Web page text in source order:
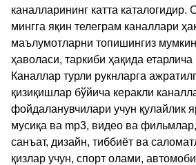
каналларининг катта каталогидир.
мингга яқин телеграм каналлари
маълумотларни топишингиз
ҳаволаси, таркиби ҳақида
Каналлар турли рукнларга
қизиқишлар бўйича керакли
фойдаланувчилари учун қулайлик
мусиқа ва mp3, видео ва
санъат, дизайн, тиббиёт ва
қизлар учун, спорт олами,